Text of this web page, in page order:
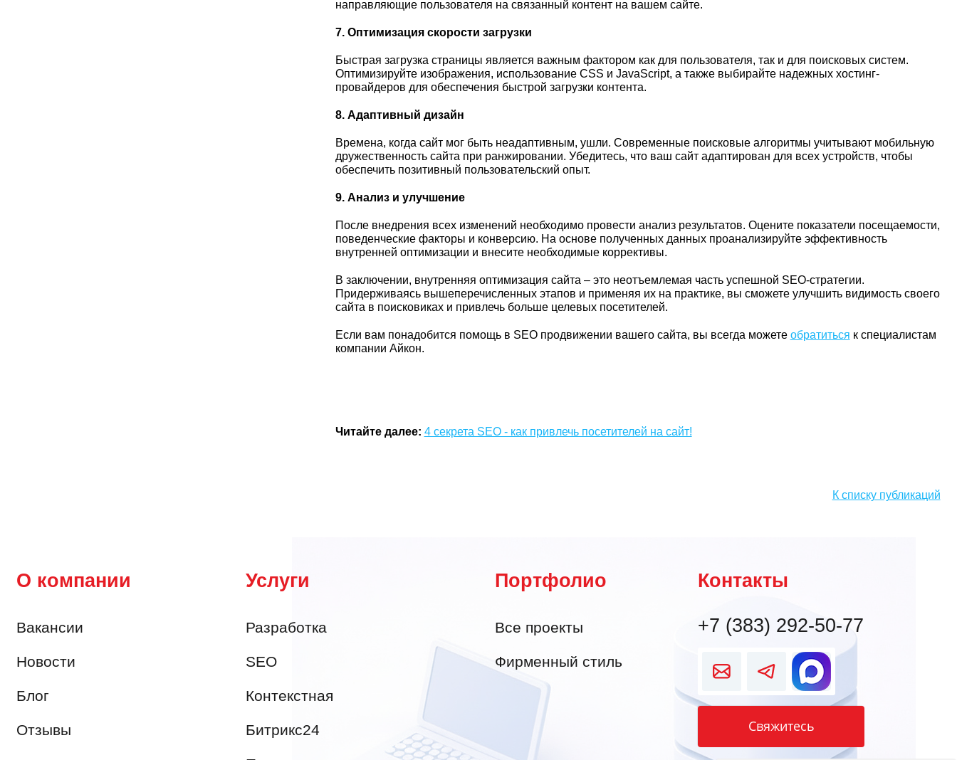
направляющие пользователя на связанный контент на вашем сайте.
7. Оптимизация скорости загрузки
Быстрая загрузка страницы является важным фактором как для пользователя, так и для поисковых систем.
Оптимизируйте изображения, использование CSS и JavaScript, а также выбирайте надежных хостинг-
провайдеров для обеспечения быстрой загрузки контента.
8. Адаптивный дизайн
Времена, когда сайт мог быть неадаптивным, ушли. Современные поисковые алгоритмы учитывают мобильную
дружественность сайта при ранжировании. Убедитесь, что ваш сайт адаптирован для всех устройств, чтобы
обеспечить позитивный пользовательский опыт.
9. Анализ и улучшение
После внедрения всех изменений необходимо провести анализ результатов. Оцените показатели посещаемости,
поведенческие факторы и конверсию. На основе полученных данных проанализируйте эффективность
внутренней оптимизации и внесите необходимые коррективы.
В заключении, внутренняя оптимизация сайта – это неотъемлемая часть успешной SEO-стратегии.
Придерживаясь вышеперечисленных этапов и применяя их на практике, вы сможете улучшить видимость своего
сайта в поисковиках и привлечь больше целевых посетителей.
Если вам понадобится помощь в SEO продвижении вашего сайта, вы всегда можете обратиться к специалистам
компании Айкон.
Читайте далее: 4 секрета SEO - как привлечь посетителей на сайт!
К списку публикаций
О компании
Вакансии
Новости
Блог
Отзывы
Услуги
Разработка
SEO
Контекстная
Битрикс24
Портфолио
Все проекты
Фирменный стиль
Контакты
+7 (383) 292-50-77
Свяжитесь